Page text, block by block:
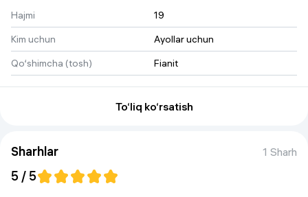
Hajmi
19
Kim uchun
Ayollar uchun
Qo‘shimcha (tosh)
Fianit
To‘liq ko‘rsatish
Sharhlar 1 Sharh
5 / 5